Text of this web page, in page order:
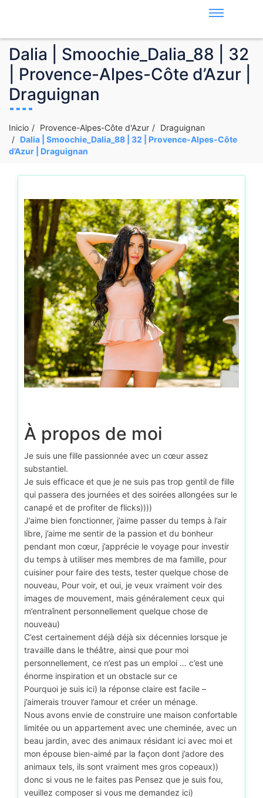
Dalia | Smoochie_Dalia_88 | 32
| Provence-Alpes-Côte d’Azur |
Draguignan
Inicio Provence-Alpes-Côte d'Azur
Draguignan
Dalia | Smoochie_Dalia_88 | 32 | Provence-Alpes-Côte
d’Azur | Draguignan
À propos de moi
Je suis une fille passionnée avec un cœur assez
substantiel.
Je suis efficace et que je ne suis pas trop gentil de fille
qui passera des journées et des soirées allongées sur le
canapé et de profiter de flicks))))
J’aime bien fonctionner, j’aime passer du temps à l’air
libre, j’aime me sentir de la passion et du bonheur
pendant mon cœur, j’apprécie le voyage pour investir
du temps à utiliser mes membres de ma famille, pour
cuisiner pour faire des tests, tester quelque chose de
nouveau, Pour voir, et oui, je veux vraiment voir des
images de mouvement, mais généralement ceux qui
m’entraînent personnellement quelque chose de
nouveau)
C’est certainement déjà déjà six décennies lorsque je
travaille dans le théâtre, ainsi que pour moi
personnellement, ce n’est pas un emploi … c’est une
énorme inspiration et un obstacle sur ce
Pourquoi je suis ici) la réponse claire est facile –
j’aimerais trouver l’amour et créer un ménage.
Nous avons envie de construire une maison confortable
limitée ou un appartement avec une cheminée, avec un
beau jardin, avec des animaux résidant ici avec moi et
mon épouse bien-aimé par la façon dont j’adore des
animaux tels, ils sont vraiment mes gros copeaux))
donc si vous ne le faites pas Pensez que je suis fou,
veuillez composer si vous me demandez ici)